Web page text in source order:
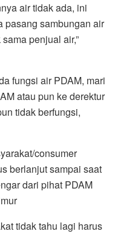
air tidak ada, ini
pasang sambungan air
penjual air,”
fungsi air PDAM, mari
atau pun ke derektur
tidak berfungsi,
consumer
berlanjut sampai saat
dari pihat PDAM
tidak tahu lagi harus